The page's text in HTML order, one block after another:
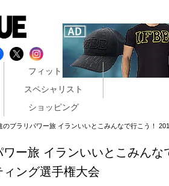
フィットネス
スペシャリスト
ショッピング
のブラリパワー旅 イランいいとこみんなで行こう！
ー旅 イランいいとこみん
ング選手権大会